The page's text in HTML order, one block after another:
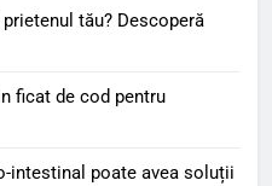
tău? Descoperă
ficat de cod pentru
intestinal poate avea soluții